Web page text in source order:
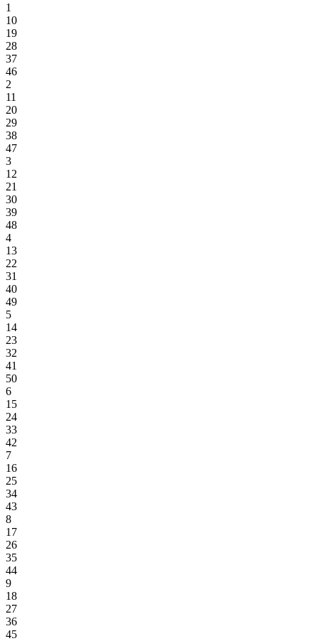
1
10
19
28
37
46
2
11
20
29
38
47
3
12
21
30
39
48
4
13
22
31
40
49
5
14
23
32
41
50
6
15
24
33
42
7
16
25
34
43
8
17
26
35
44
9
18
27
36
45